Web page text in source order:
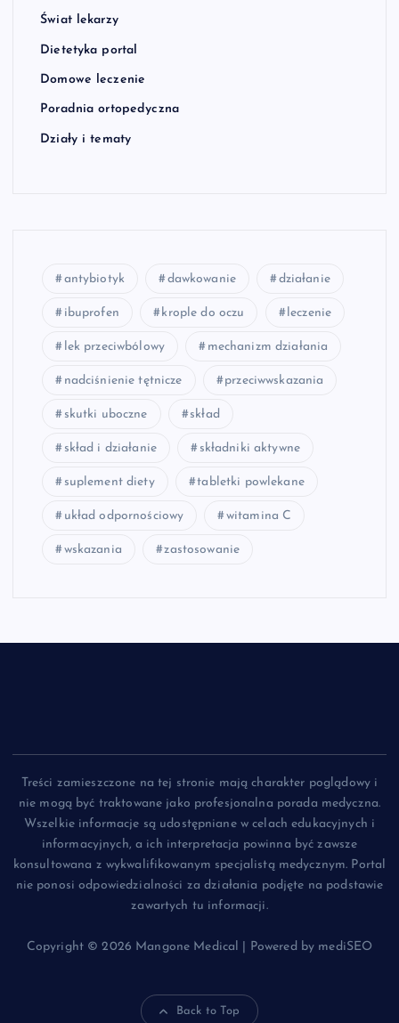
Świat lekarzy
Dietetyka portal
Domowe leczenie
Poradnia ortopedyczna
Działy i tematy
antybiotyk dawkowanie działanie
ibuprofen krople do oczu leczenie
lek przeciwbólowy mechanizm działania
nadciśnienie tętnicze przeciwwskazania
skutki uboczne skład
skład i działanie składniki aktywne
suplement diety tabletki powlekane
układ odpornościowy witamina C
wskazania zastosowanie
Treści zamieszczone na tej stronie mają charakter poglądowy i
nie mogą być traktowane jako profesjonalna porada medyczna.
Wszelkie informacje są udostępniane w celach edukacyjnych i
informacyjnych, a ich interpretacja powinna być zawsze
konsultowana z wykwalifikowanym specjalistą medycznym. Portal
nie ponosi odpowiedzialności za działania podjęte na podstawie
zawartych tu informacji.
Copyright © 2026 Mangone Medical | Powered by mediSEO
Back to Top